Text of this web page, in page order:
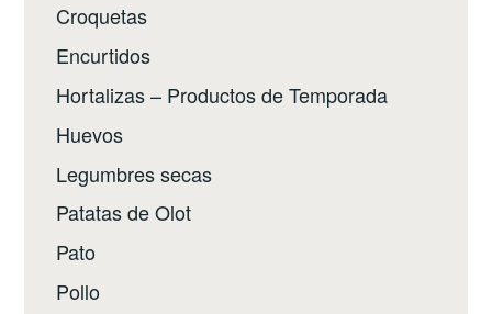
Croquetas
Encurtidos
Hortalizas – Productos de Temporada
Huevos
Legumbres secas
Patatas de Olot
Pato
Pollo